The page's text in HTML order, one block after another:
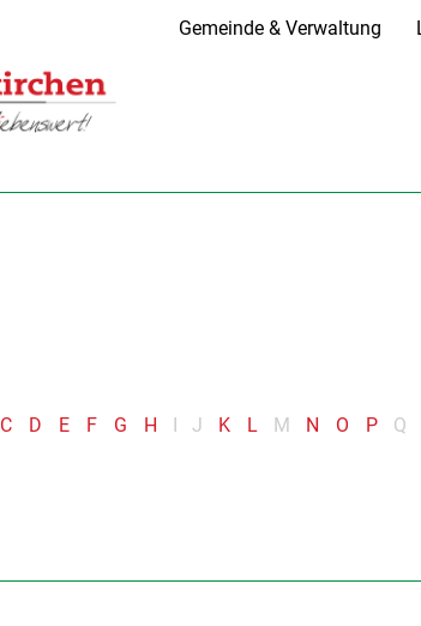
Gemeinde & Verwaltung
C D E F G H J K L M N O P Q